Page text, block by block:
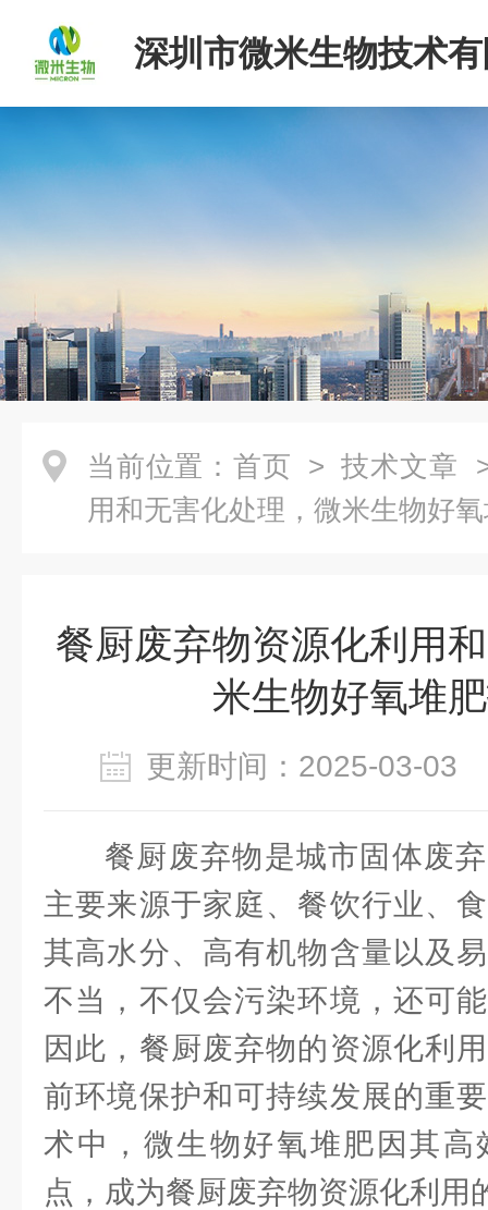
深圳市微米生物技术
当前位置： 首页 > 技术文章
用和无害化处理，微米生物好
餐厨废弃物资源化利用
米生物好氧堆
更新时间：2025-03-
餐厨废弃物是城市固体废
主要来源于家庭、餐饮行业、
其高水分、高有机物含量以及
不当，不仅会污染环境，还可
因此，餐厨废弃物的资源化利
前环境保护和可持续发展的重
术中，微生物好氧堆肥因其
点，成为餐厨废弃物资源化利用